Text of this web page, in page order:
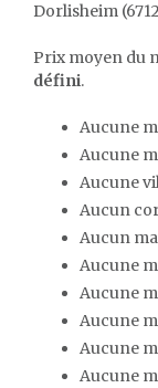
Dorlisheim
Prix moyen du
défini.
Aucune
Aucune
Aucune
Aucun
Aucun
Aucune
Aucune
Aucune
Aucune
Aucune